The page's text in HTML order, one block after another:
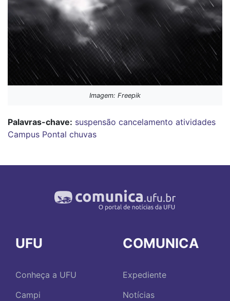
Imagem: Freepik
Palavras-chave: suspensão cancelamento atividades
Campus Pontal chuvas
UFU
Conheça a UFU
Campi
COMUNICA
Expediente
Notícias